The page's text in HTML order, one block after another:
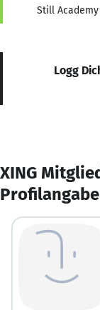
Still Academy
Logg
XING